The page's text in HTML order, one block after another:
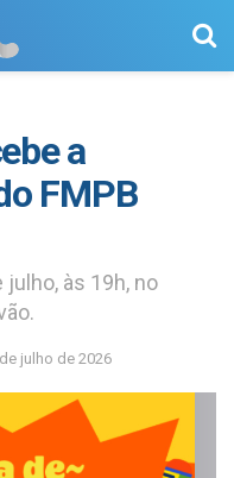
a
FMPB
às 19h, no
julho de 2026